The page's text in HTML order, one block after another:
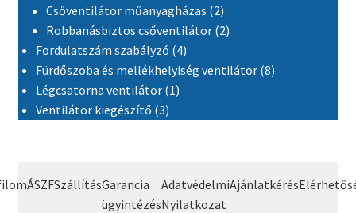
Csőventilátor műanyagházas 22 termék
Robbanásbiztos csőventilátor 22 termék
Fordulatszám szabályzó 44 termék
Fürdőszoba és mellékhelyiség ventilátor 88 termék
Légcsatorna ventilátor 11 termék
Ventilátor kiegészítő 33 termék
ÁSZFSzállításGarancia
ügyintézés
Adatvédelmi
Nyilatkozat
Ajánlatkérés